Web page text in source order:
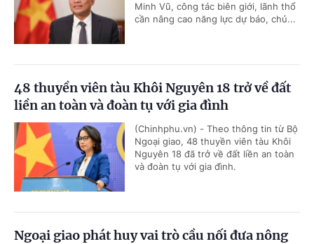
Minh Vũ, công tác biên giới, lãnh thổ
cần nâng cao năng lực dự báo, chủ...
48 thuyền viên tàu Khôi Nguyên 18 trở về đất
liền an toàn và đoàn tụ với gia đình
(Chinhphu.vn) - Theo thông tin từ Bộ
Ngoại giao, 48 thuyền viên tàu Khôi
Nguyên 18 đã trở về đất liền an toàn
và đoàn tụ với gia đình.
Ngoại giao phát huy vai trò cầu nối đưa nông